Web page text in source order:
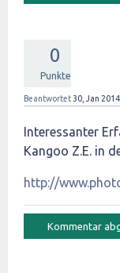
0
Punkte
Beantwortet 30, Jan 2014
Interessanter
Kangoo Z.E. in
http://